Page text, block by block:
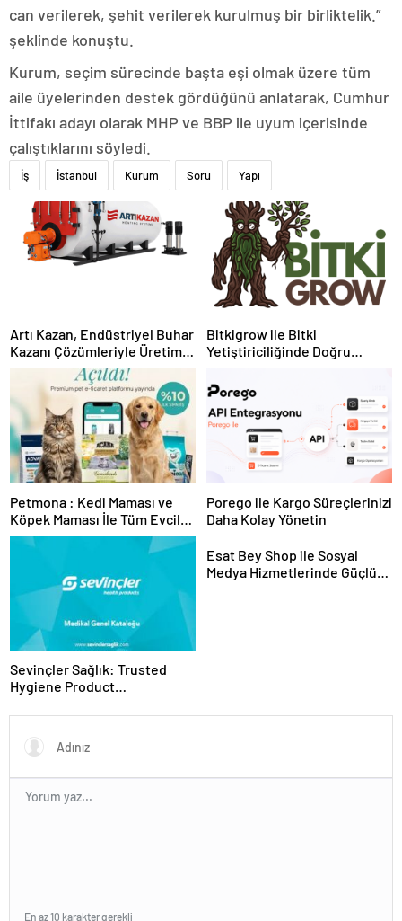
can verilerek, şehit verilerek kurulmuş bir birliktelik.”
şeklinde konuştu.
Kurum, seçim sürecinde başta eşi olmak üzere tüm
aile üyelerinden destek gördüğünü anlatarak, Cumhur
İttifakı adayı olarak MHP ve BBP ile uyum içerisinde
çalıştıklarını söyledi.
İş İstanbul Kurum Soru Yapı
Artı Kazan, Endüstriyel Buhar
Kazanı Çözümleriyle Üretim
Tesislerine Verimli Sistemler
Sunuyor
Bitkigrow ile Bitki
Yetiştiriciliğinde Doğru
Petmona : Kedi Maması ve
Köpek Maması İle Tüm Evcil
Hayvan Ürünleri
Porego ile Kargo Süreçlerinizi
Daha Kolay Yönetin
Sevinçler Sağlık: Trusted
Hygiene Product
Esat Bey Shop ile Sosyal
Medya Hizmetlerinde Güçlü
En az 10 karakter gerekli